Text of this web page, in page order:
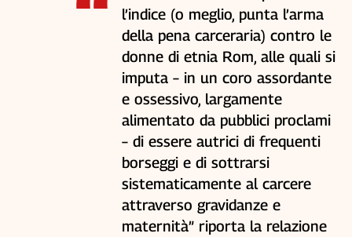
l’indice (o meglio, punta l’arma
della pena carceraria) contro le
donne di etnia Rom, alle quali si
imputa – in un coro assordante
e ossessivo, largamente
alimentato da pubblici proclami
– di essere autrici di frequenti
borseggi e di sottrarsi
sistematicamente al carcere
attraverso gravidanze e
maternità” riporta la relazione